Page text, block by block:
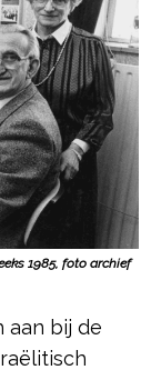
1985, foto archief
aan bij de